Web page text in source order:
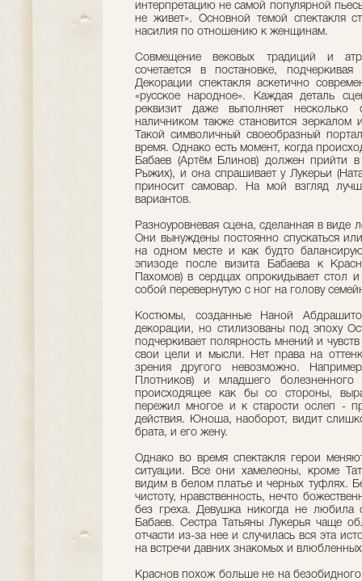
интерпретацию не самой популярной
не живет». Основной темой спектакля
насилия по отношению к женщинам.
Совмещение вековых традиций и
сочетается в постановке, подчеркивая
Декорации спектакля аскетично
«русское народное». Каждая деталь
реквизит даже выполняет
наличником также становится
Такой символичный своеобразный
время. Однако есть момент, когда
Бабаев (Артём Блинов) должен прийти в
Рыжих), и она спрашивает у Лукерьи
приносит самовар. На мой взгляд
вариантов.
Разноуровневая сцена, сделанная в виде
Они вынуждены постоянно спускаться
на одном месте и как будто
эпизоде после визита Бабаева к
Пахомов) в сердцах опрокидывает стол
собой перевернутую с ног на голову
Костюмы, созданные Наной
декорации, но стилизованы под эпоху
подчеркивает полярность мнений и
свои цели и мысли. Нет права на
зрения другого невозможно.
Плотников) и младшего
происходящее как бы со стороны,
пережил многое и к старости ослеп -
действия. Юноша, наоборот, видит
брата, и его жену.
Однако во время спектакля герои
ситуации. Все они хамелеоны, кроме
видим в белом платье и черных туфлях.
чистоту, нравственность, нечто
без греха. Девушка никогда не
Бабаев. Сестра Татьяны Лукерья чаще
отчасти из-за нее и случилась вся эта
на встречи давних знакомых и
Краснов похож больше не на